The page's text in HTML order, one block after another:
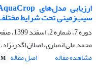
سیب‌زمینی تحت شرایط
دوره 7، شماره 2، اسفند 1399، صفحه
محمد علی انصاری، اصلان
مشاهده مقاله
اصل مقاله